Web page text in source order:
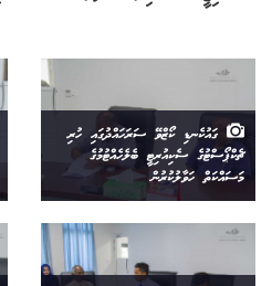
ގައުކެނޑި ކޯޒްވޭ ސަރަހައްދުގައި ހުރި
ޗެކްޕޯސްޓުގެ ސެކިއުރިޓީ ބެލެހެއްޓުމުގެ
މަސައްކަތް ހަވާލުކުރުން